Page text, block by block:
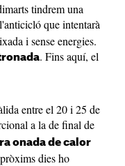
tindrem una
que intentarà
i sense energies.
. Fins aquí, el
entre el 20 i 25 de
a la de final de
onada de calor
dies ho